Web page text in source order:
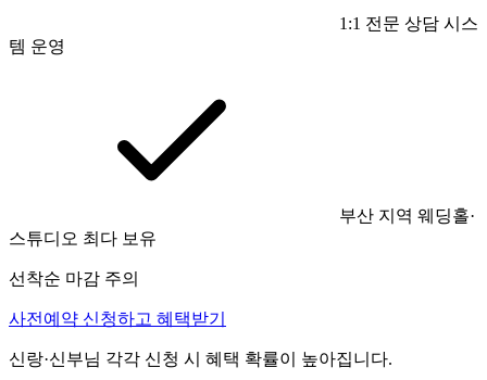
1:1 전문 상담 시스
템 운영
부산 지역 웨딩홀·
스튜디오 최다 보유
선착순 마감 주의
사전예약 신청하고 혜택받기
신랑·신부님 각각 신청 시 혜택 확률이 높아집니다.